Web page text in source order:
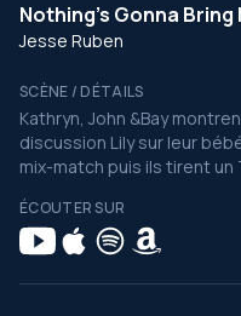
Nothing's Gonna Bring
Jesse Ruben
SCÈNE / DÉTAILS
Kathryn, John &Bay
discussion Lily sur leur
mix-match puis ils tirent un
ÉCOUTER SUR